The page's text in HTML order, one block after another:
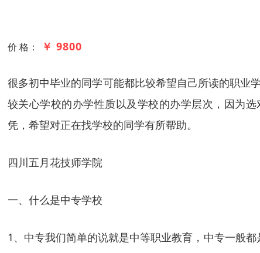
价 格： ￥ 9800
很多初中毕业的同学可能都比较希望自己所读的职业
较关心学校的办学性质以及学校的办学层次，因为
凭，希望对正在找学校的同学有所帮助。
四川五月花技师学院
一、什么是中专学校
1、中专我们简单的说就是中等职业教育，中专一般